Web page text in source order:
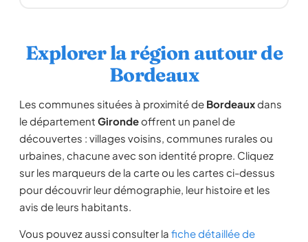
Explorer la région autour de
Bordeaux
Les communes situées à proximité de Bordeauxdans
le département Girondeoffrent un panel de
découvertes : villages voisins, communes rurales ou
urbaines, chacune avec son identité propre. Cliquez
sur les marqueurs de la carte ou les cartes ci-dessus
pour découvrir leur démographie, leur histoire et les
avis de leurs habitants.
Vous pouvez aussi consulter la fiche détaillée de